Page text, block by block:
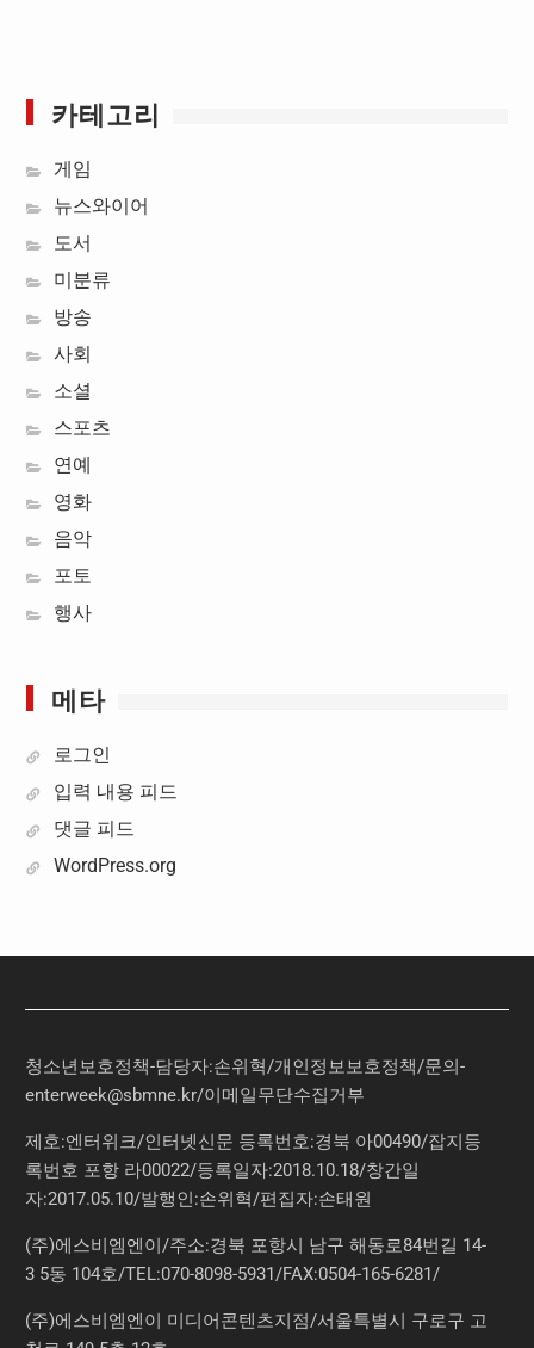
카테고리
게임
뉴스와이어
도서
미분류
방송
사회
소셜
스포츠
연예
영화
음악
포토
행사
메타
로그인
입력 내용 피드
댓글 피드
WordPress.org
청소년보호정책-담당자:손위혁/개인정보보호정책/문의-
enterweek@sbmne.kr/이메일무단수집거부
제호:엔터위크/인터넷신문 등록번호:경북 아00490/잡지등
록번호 포항 라00022/등록일자:2018.10.18/창간일
자:2017.05.10/발행인:손위혁/편집자:손태원
(주)에스비엠엔이/주소:경북 포항시 남구 해동로84번길 14-
3 5동 104호/TEL:070-8098-5931/FAX:0504-165-6281/
(주)에스비엠엔이 미디어콘텐츠지점/서울특별시 구로구 고